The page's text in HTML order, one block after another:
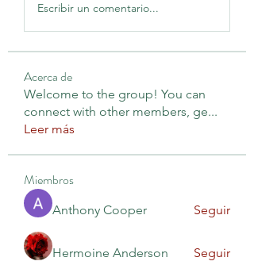
Escribir un comentario...
Acerca de
Welcome to the group! You can
connect with other members, ge...
Leer más
Miembros
Anthony Cooper Seguir
Hermoine Anderson Seguir